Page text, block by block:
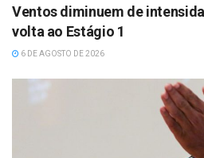
Ventos diminuem de
volta ao Estágio 1
6 DE AGOSTO DE 2026